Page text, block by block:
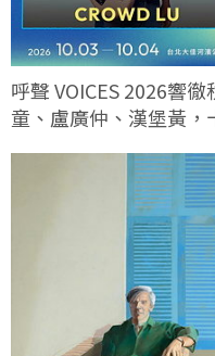
呼聲 VOICES 2026響
童、盧廣仲、漢堡黃